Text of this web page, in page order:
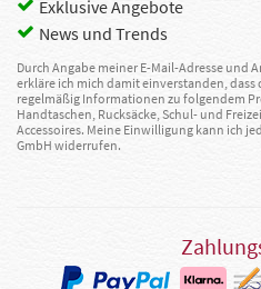
Exklusive Angebote
News und Trends
Durch Angabe meiner E-Mail-Adresse und
erkläre ich mich damit einverstanden, dass
regelmäßig Informationen zu folgendem
Handtaschen, Rucksäcke, Schul- und
Accessoires. Meine Einwilligung kann ich
GmbH widerrufen.